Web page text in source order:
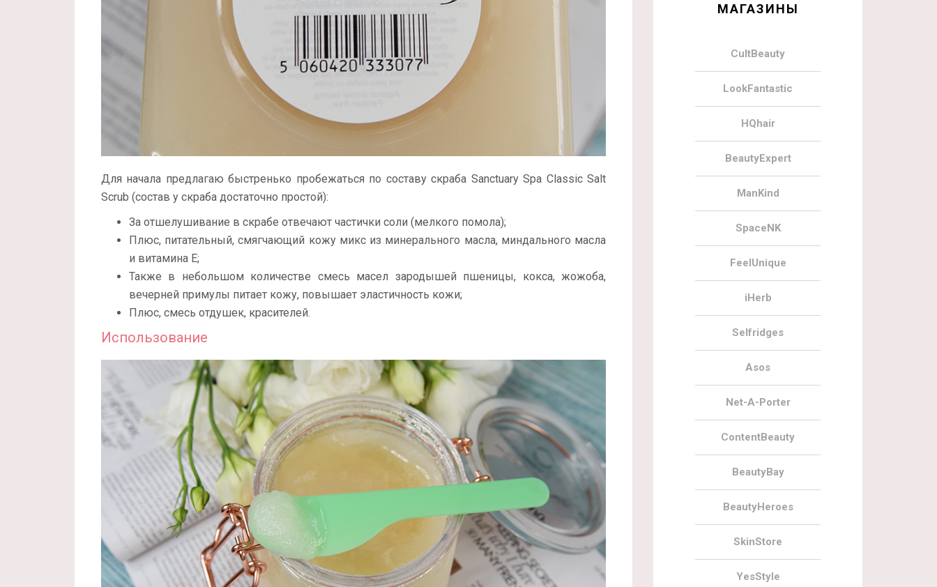
Для начала предлагаю быстренько пробежаться по составу скраба Sanctuary Spa Classic Salt
Scrub (состав у скраба достаточно простой):
За отшелушивание в скрабе отвечают частички соли (мелкого помола);
Плюс, питательный, смягчающий кожу микс из минерального масла, миндального масла
и витамина Е;
Также в небольшом количестве смесь масел зародышей пшеницы, кокса, жожоба,
вечерней примулы питает кожу, повышает эластичность кожи;
Плюс, смесь отдушек, красителей.
Использование
МАГАЗИНЫ
CultBeauty
LookFantastic
HQhair
BeautyExpert
ManKind
SpaceNK
FeelUnique
iHerb
Selfridges
Asos
Net-A-Porter
ContentBeauty
BeautyBay
BeautyHeroes
SkinStore
YesStyle